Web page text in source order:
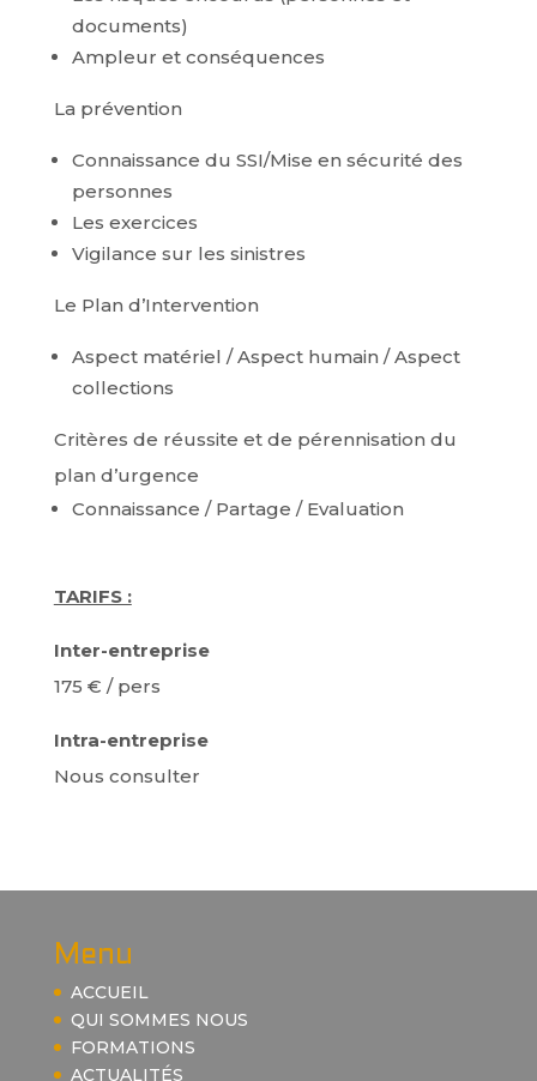
documents)
Ampleur et conséquences
La prévention
Connaissance du SSI/Mise en sécurité des
personnes
Les exercices
Vigilance sur les sinistres
Le Plan d’Intervention
Aspect matériel / Aspect humain / Aspect
collections
Critères de réussite et de pérennisation du
plan d’urgence
Connaissance / Partage / Evaluation
TARIFS :
Inter-entreprise
175 € / pers
Intra-entreprise
Nous consulter
Menu
ACCUEIL
QUI SOMMES NOUS
FORMATIONS
ACTUALITÉS